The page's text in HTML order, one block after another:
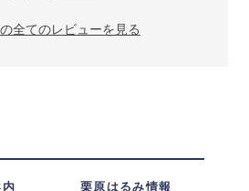
全てのレビューを見る
栗原はるみ情報